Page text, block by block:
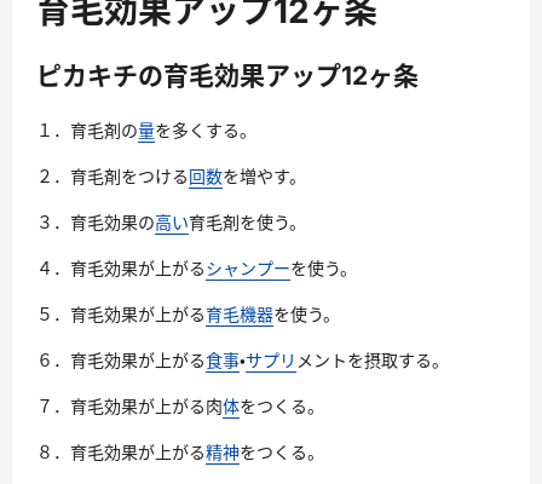
ニ
ー
育毛効果アップ12ヶ条
ピカキチの育毛効果アップ12ヶ条
１．育毛剤の量を多くする。
２．育毛剤をつける回数を増やす。
３．育毛効果の高い育毛剤を使う。
４．育毛効果が上がるシャンプーを使う。
５．育毛効果が上がる育毛機器を使う。
６．育毛効果が上がる食事・サプリ メントを摂取する。
７．育毛効果が上がる肉体をつくる。
８．育毛効果が上がる精神をつくる。